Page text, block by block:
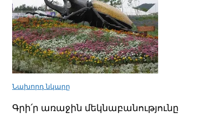
Նախորդ նկարը
Գրի՛ր առաջին մեկնաբանությունը